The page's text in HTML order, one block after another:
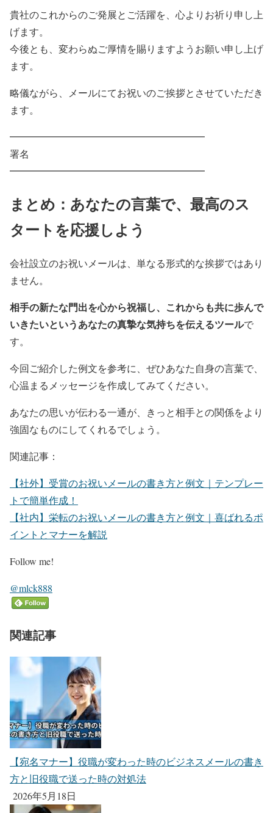
貴社のこれからのご発展とご活躍を、心よりお祈り申し上
げます。
今後とも、変わらぬご厚情を賜りますようお願い申し上げ
ます。
略儀ながら、メールにてお祝いのご挨拶とさせていただき
ます。
━━━━━━━━━━━━━━━━━━━━
署名
━━━━━━━━━━━━━━━━━━━━
まとめ：あなたの言葉で、最高のス
タートを応援しよう
会社設立のお祝いメールは、単なる形式的な挨拶ではあり
ません。
相手の新たな門出を心から祝福し、これからも共に歩んで
いきたいというあなたの真摯な気持ちを伝えるツールで
す。
今回ご紹介した例文を参考に、ぜひあなた自身の言葉で、
心温まるメッセージを作成してみてください。
あなたの思いが伝わる一通が、きっと相手との関係をより
強固なものにしてくれるでしょう。
関連記事：
【社外】受賞のお祝いメールの書き方と例文｜テンプレー
トで簡単作成！
【社内】栄転のお祝いメールの書き方と例文｜喜ばれるポ
イントとマナーを解説
Follow me!
@mlck888
関連記事
【宛名マナー】役職が変わった時のビジネスメールの書き
方と旧役職で送った時の対処法
2026年5月18日